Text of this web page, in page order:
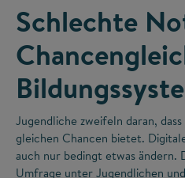
Schlechte
Jugendliche zweifeln daran,
gleichen Chancen bietet.
auch nur bedingt etwas ändern.
Umfrage unter Jugendlichen